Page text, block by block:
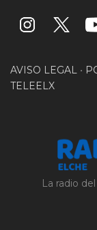
AVISO LEGAL •
TELEELX
La radio